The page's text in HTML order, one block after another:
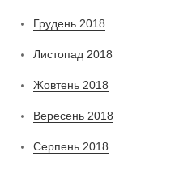
Грудень 2018
Листопад 2018
Жовтень 2018
Вересень 2018
Серпень 2018